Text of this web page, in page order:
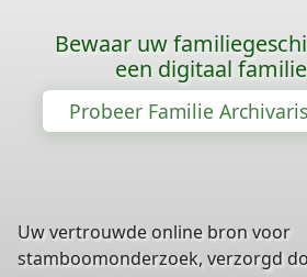
Bewaar uw
een digitaal
Probeer Familie
Uw vertrouwde online bron voor
stamboomonderzoek, verzorgd